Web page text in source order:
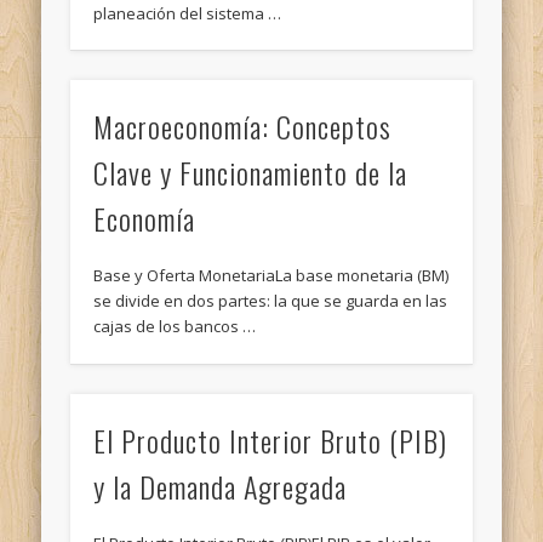
planeación del sistema …
Macroeconomía: Conceptos
Clave y Funcionamiento de la
Economía
Base y Oferta MonetariaLa base monetaria (BM)
se divide en dos partes: la que se guarda en las
cajas de los bancos …
El Producto Interior Bruto (PIB)
y la Demanda Agregada